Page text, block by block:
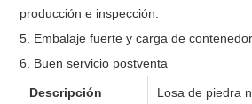
producción e inspección.
5. Embalaje fuerte y carga de
6. Buen servicio postventa
Descripción Losa de piedra